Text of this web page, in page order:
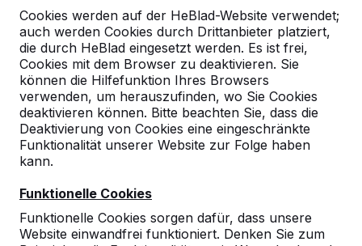
Cookies werden auf der HeBlad-Website verwendet;
auch werden Cookies durch Drittanbieter platziert,
die durch HeBlad eingesetzt werden. Es ist frei,
Cookies mit dem Browser zu deaktivieren. Sie
können die Hilfefunktion Ihres Browsers
verwenden, um herauszufinden, wo Sie Cookies
deaktivieren können. Bitte beachten Sie, dass die
Deaktivierung von Cookies eine eingeschränkte
Funktionalität unserer Website zur Folge haben
kann.
Funktionelle Cookies
Funktionelle Cookies sorgen dafür, dass unsere
Website einwandfrei funktioniert. Denken Sie zum
Deutschland
Referenties in:Wurzen ot
nitzschka
Geen reviews gevonden voor deze